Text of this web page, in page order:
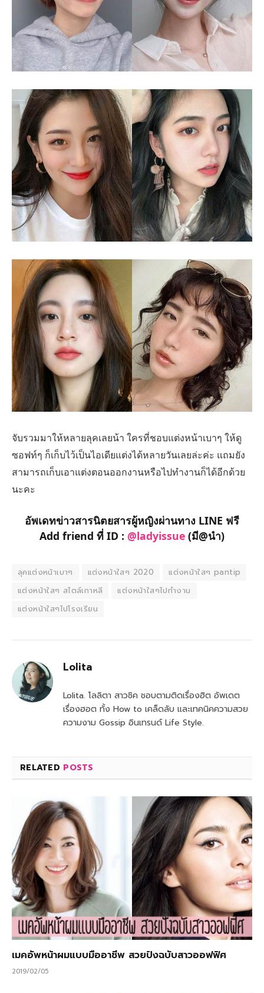
จับรวมมาให้หลายลุคเลยน้า ใครที่ชอบแต่งหน้าเบาๆ ให้ดู
ซอฟท์ๆ ก็เก็บไว้เป็นไอเดียแต่งได้หลายวันเลยล่ะค่ะ แถมยัง
สามารถเก็บเอาแต่งตอนออกงานหรือไปทำงานก็ได้อีกด้วย
นะคะ
อัพเดทข่าวสารนิตยสารผู้หญิงผ่านทาง LINE ฟรี
Add friend ที่ ID : @ladyissue (มี@นำ)
ลุคแต่งหน้าเบาๆ แต่งหน้าใสๆ 2020
แต่งหน้าใสๆ pantip
แต่งหน้าใสๆ สไตล์เกาหลี
แต่งหน้าใสๆไปทํางาน
แต่งหน้าใสๆไปโรงเรียน
Lolita
Lolita. โลลิตา สาวชิค ชอบตามติดเรื่องฮิต อัพเดต
เรื่องฮอต ทั้ง How to เคล็ดลับ และเทคนิคความสวย
ความงาม Gossip อินเทรนด์ Life Style.
RELATED POSTS
เมคอัพหน้าผมแบบมืออาชีพ สวยปังฉบับสาวออฟฟิศ
2019/02/05